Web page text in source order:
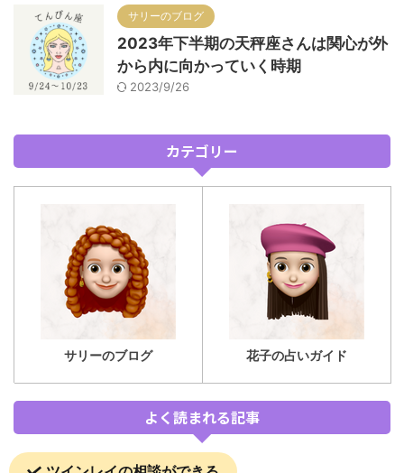
サリーのブログ
2023年下半期の天秤座さんは関心が外
から内に向かっていく時期
2023/9/26
カテゴリー
サリーのブログ 花子の占いガイド
よく読まれる記事